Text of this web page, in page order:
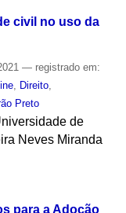
civil no uso da
— registrado em:
, Direito,
Preto
de
Neves Miranda
para a Adoção